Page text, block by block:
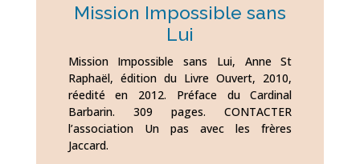
Mission Impossible sans
Lui
Mission Impossible sans Lui, Anne St
Raphaël, édition du Livre Ouvert, 2010,
réedité en 2012. Préface du Cardinal
Barbarin. 309 pages. CONTACTER
l’association Un pas avec les frères
Jaccard.